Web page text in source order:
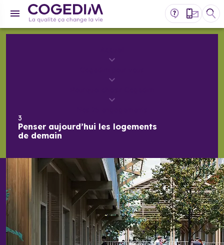
3
Penser aujourd’hui les logements
de demain